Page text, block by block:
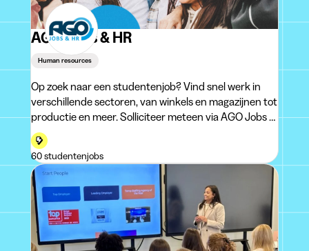
AGO Jobs & HR
Human resources
Op zoek naar een studentenjob? Vind snel werk in
verschillende sectoren, van winkels en magazijnen tot
productie en meer. Solliciteer meteen via AGO Jobs &
HR! 🚀
60 studentenjobs